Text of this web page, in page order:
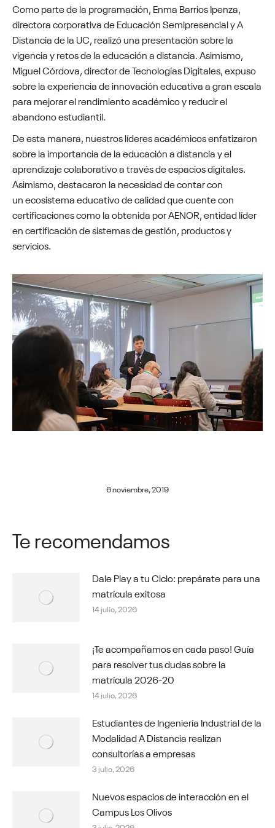
Como parte de la programación, Enma Barrios Ipenza,
directora corporativa de Educación Semipresencial y A
Distancia de la UC, realizó una presentación sobre la
vigencia y retos de la educación a distancia. Asimismo,
Miguel Córdova, director de Tecnologías Digitales, expuso
sobre la experiencia de innovación educativa a gran escala
para mejorar el rendimiento académico y reducir el
abandono estudiantil.
De esta manera, nuestros líderes académicos enfatizaron
sobre la importancia de la educación a distancia y el
aprendizaje colaborativo a través de espacios digitales.
Asimismo, destacaron la necesidad de contar con
un ecosistema educativo de calidad que cuente con
certificaciones como la obtenida por AENOR, entidad líder
en certificación de sistemas de gestión, productos y
servicios.
6 noviembre, 2019
Te recomendamos
Dale Play a tu Ciclo: prepárate para una
matrícula exitosa
14 julio, 2026
¡Te acompañamos en cada paso! Guía
para resolver tus dudas sobre la
matrícula 2026-20
14 julio, 2026
Estudiantes de Ingeniería Industrial de la
Modalidad A Distancia realizan
consultorías a empresas
3 julio, 2026
Nuevos espacios de interacción en el
Campus Los Olivos